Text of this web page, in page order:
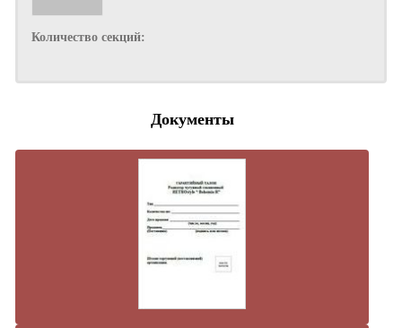
Количество секций:
Документы